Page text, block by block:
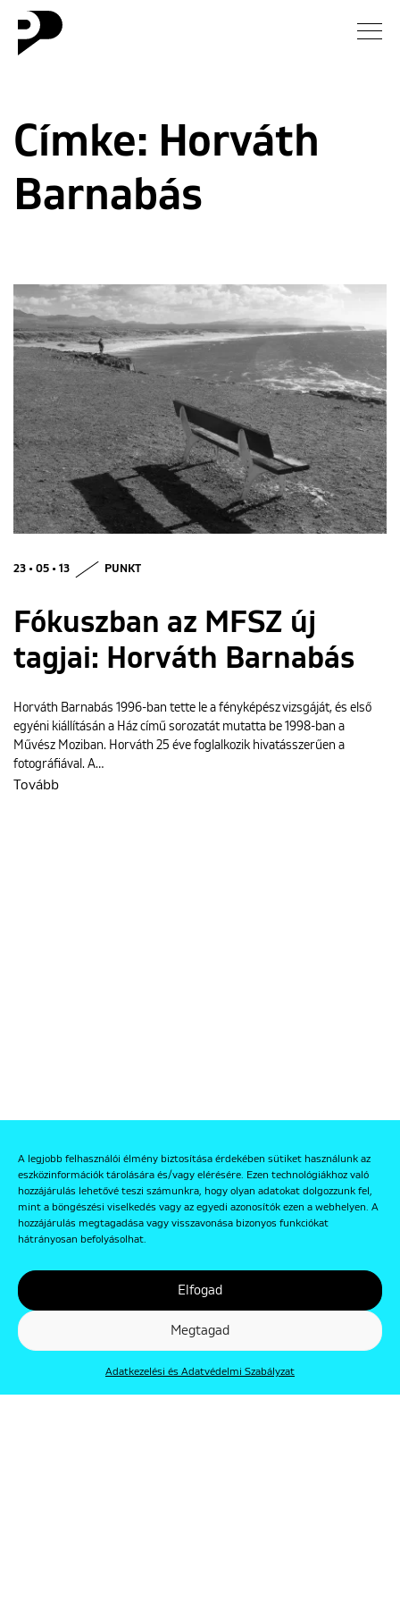
A legjobb felhasználói élmény biztosítása érdekében sütiket használunk az
eszközinformációk tárolására és/vagy elérésére. Ezen technológiákhoz való
hozzájárulás lehetővé teszi számunkra, hogy olyan adatokat dolgozzunk fel,
mint a böngészési viselkedés vagy az egyedi azonosítók ezen a webhelyen. A
hozzájárulás megtagadása vagy visszavonása bizonyos funkciókat
hátrányosan befolyásolhat.
Elfogad
Megtagad
Adatkezelési és Adatvédelmi Szabályzat
Galéria
Interjú
Rólunk
ENGLISH
Címke: Horváth
Barnabás
23 • 05 • 13 PUNKT
Fókuszban az MFSZ új
tagjai: Horváth Barnabás
Horváth Barnabás 1996-ban tette le a fényképész vizsgáját, és első
egyéni kiállításán a Ház című sorozatát mutatta be 1998-ban a
Művész Moziban. Horváth 25 éve foglalkozik hivatásszerűen a
fotográfiával. A…
Tovább